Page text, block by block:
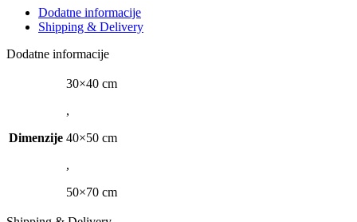
Dodatne informacije
Shipping & Delivery
Dodatne informacije
Dimenzije
30×40 cm
,
40×50 cm
,
50×70 cm